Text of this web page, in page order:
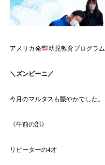
アメリカ発 幼児教育プログラム
＼ズンビーニ／
今月のマルタスも賑やかでした。
《午前の部》
リピーターの4才